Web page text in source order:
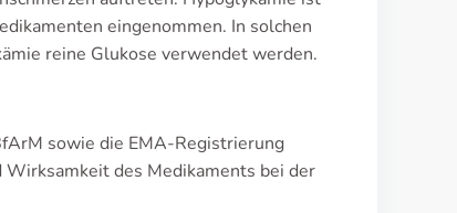
eingenommen. In solchen
reine Glukose verwendet werden.
sowie die EMA-Registrierung
des Medikaments bei der